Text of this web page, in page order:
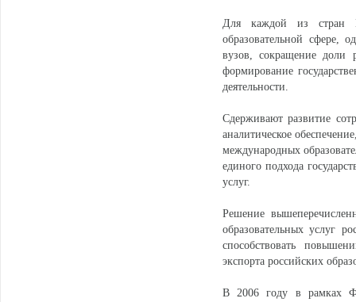
Для каждой из стран
образовательной сфере,
вузов, сокращение доли
формирование
деятельности.
Сдерживают развитие
аналитическое
международных
единого подхода
услуг.
Решение
образовательных услуг
способствовать
экспорта российских
В 2006 году в рамках